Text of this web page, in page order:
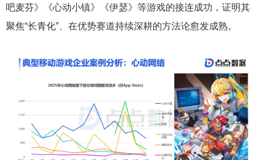
吧麦芬》《心动小镇》《伊瑟》等游戏的接连成功，证明其
聚焦“长青化”、在优势赛道持续深耕的方法论愈发成熟。